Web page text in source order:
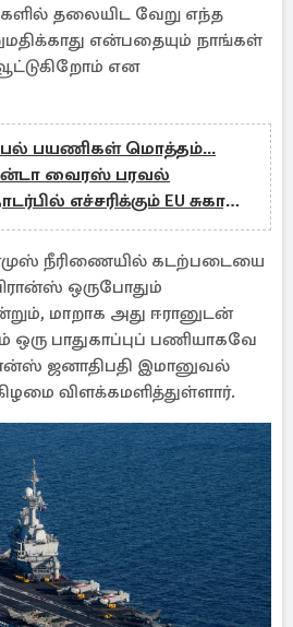
தலையிட வேறு எந்த
என்பதையும் நாங்கள்
என
பயணிகள் மொத்தம்...
வைரஸ் பரவல்
எச்சரிக்கும் EU சுகாதார
நீரிணையில் கடற்படையை
ஒருபோதும்
மாறாக அது ஈரானுடன்
பாதுகாப்புப் பணியாகவே
ஜனாதிபதி இமானுவல்
விளக்கமளித்துள்ளார்.